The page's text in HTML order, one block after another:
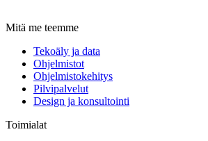
Mitä me teemme
Tekoäly ja data
Ohjelmistot
Ohjelmistokehitys
Pilvipalvelut
Design ja konsultointi
Toimialat